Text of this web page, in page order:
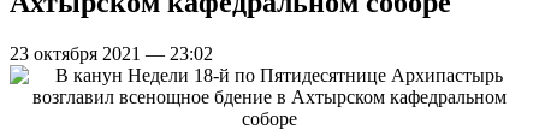
23 октября 2021 — 23:02